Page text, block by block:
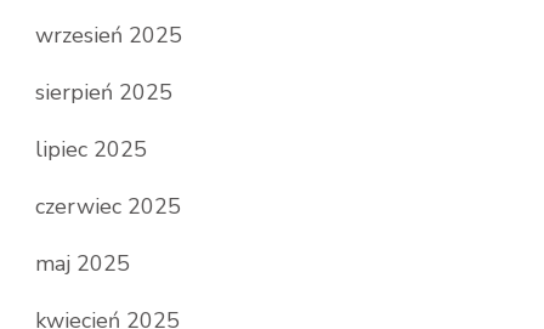
wrzesień 2025
sierpień 2025
lipiec 2025
czerwiec 2025
maj 2025
kwiecień 2025